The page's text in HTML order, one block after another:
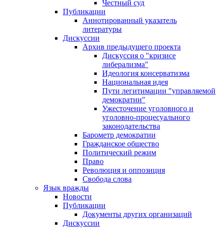
Честный суд
Публикации
Аннотированный указатель
литературы
Дискуссии
Архив предыдущего проекта
Дискуссия о "кризисе
либерализма"
Идеология консерватизма
Национальная идея
Пути легитимации "управляемой
демократии"
Ужесточение уголовного и
уголовно-процесуального
законодательства
Барометр демократии
Гражданское общество
Политический режим
Право
Революция и оппозиция
Свобода слова
Язык вражды
Новости
Публикации
Документы других организаций
Дискуссии